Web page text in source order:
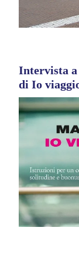
Intervista
di Io